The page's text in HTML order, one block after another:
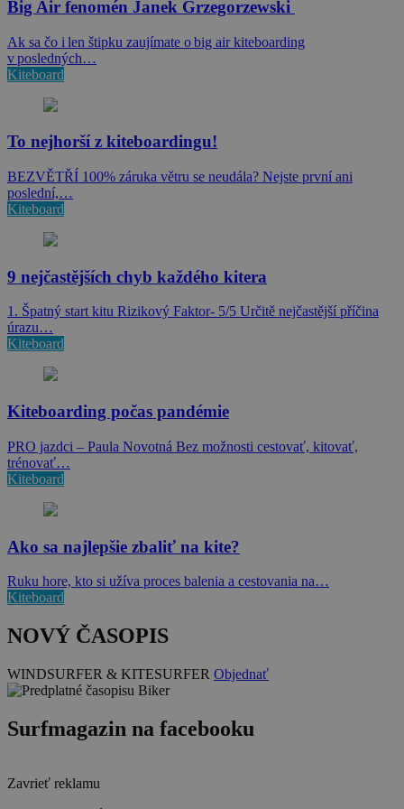
Big Air fenomén Janek Grzegorzewski
Ak sa čo i len štipku zaujímate o big air kiteboarding
v posledných…
Kiteboard
To nejhorší z kiteboardingu!
BEZVĚTŘÍ 100% záruka větru se neudála? Nejste první ani
poslední,…
Kiteboard
9 nejčastějších chyb každého kitera
1. Špatný start kitu Rizikový Faktor- 5/5 Určitě nejčastější příčina
úrazu…
Kiteboard
Kiteboarding počas pandémie
PRO jazdci – Paula Novotná Bez možnosti cestovať, kitovať,
trénovať…
Kiteboard
Ako sa najlepšie zbaliť na kite?
Ruku hore, kto si užíva proces balenia a cestovania na…
Kiteboard
NOVÝ ČASOPIS
WINDSURFER & KITESURFER Objednať
Surfmagazin na facebooku
Zavrieť reklamu